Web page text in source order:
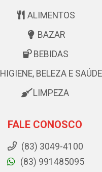
ALIMENTOS
BAZAR
BEBIDAS
HIGIENE, BELEZA E SAÚDE
LIMPEZA
FALE CONOSCO
(83) 3049-4100
(83) 991485095